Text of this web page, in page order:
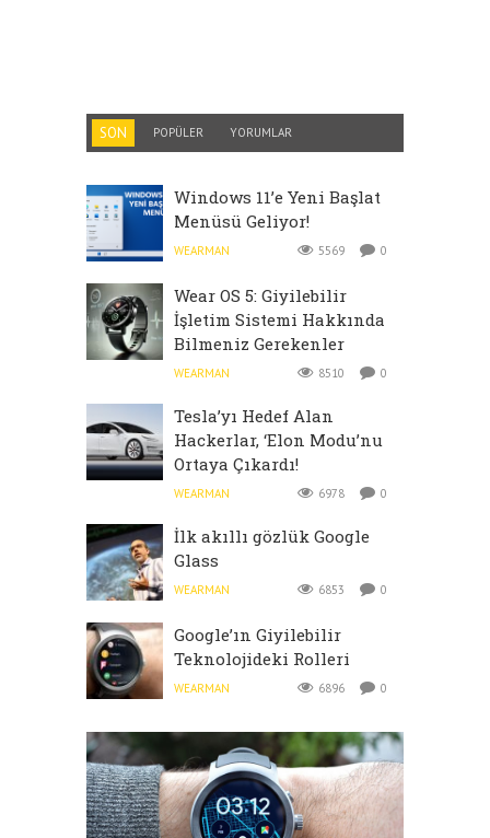
SON POPÜLER YORUMLAR
Windows 11’e Yeni Başlat
Menüsü Geliyor!
WEARMAN 5569 0
Wear OS 5: Giyilebilir
İşletim Sistemi Hakkında
Bilmeniz Gerekenler
WEARMAN 8510 0
Tesla’yı Hedef Alan
Hackerlar, ‘Elon Modu’nu
Ortaya Çıkardı!
WEARMAN 6978 0
İlk akıllı gözlük Google
Glass
WEARMAN 6853 0
Google’ın Giyilebilir
Teknolojideki Rolleri
WEARMAN 6896 0